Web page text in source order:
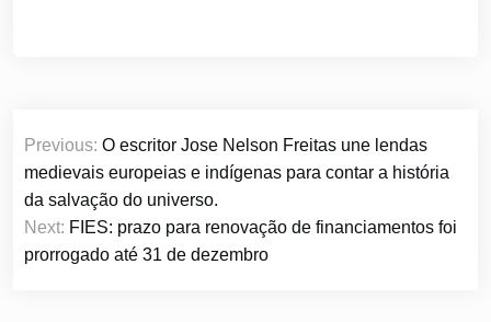
Navegação
de
Post
Previous: O escritor Jose Nelson Freitas une lendas
medievais europeias e indígenas para contar a história
da salvação do universo.
Next: FIES: prazo para renovação de financiamentos foi
prorrogado até 31 de dezembro